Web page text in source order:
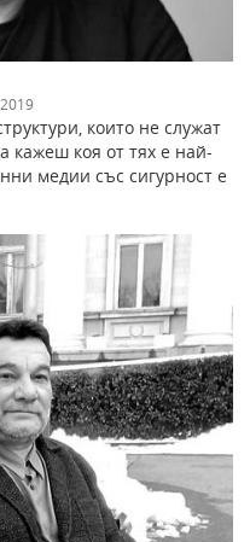
които не служат
кажеш коя от тях е най-
медии със сигурност е